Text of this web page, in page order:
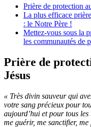
Prière de protection
La plus efficace
: le Notre Père !
Mettez-vous sous la
les communautés de
Prière de
Jésus
« Très divin sauveur qui
votre sang précieux pour
aujourd’hui et pour tous
me guérir, me sanctifier, me